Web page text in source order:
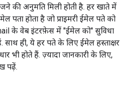
की अनुमति मिली होती है. हर खाते में
होता है जो प्राइमरी ईमेल पते को
के वेब इंटरफ़ेस में "ईमेल को" सुविधा
ही, ये हर पते के लिए ईमेल हस्ताक्षर
भी होते हैं. ज़्यादा जानकारी के लिए,
पढ़ें.